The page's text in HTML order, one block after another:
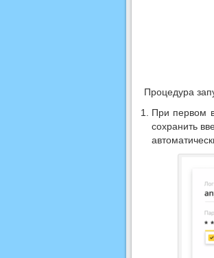
Процедура
При первом
сохранить